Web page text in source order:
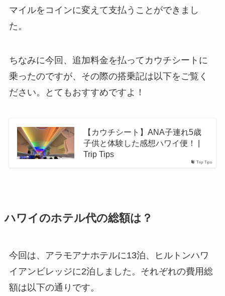
マイルをコインに変えて支払うことができまし
た。
ちなみに今回、追加料金を払ってカウチシートに
乗ったのですが、その際の搭乗記は以下をご覧く
ださい。とてもおすすめですよ！
Trip Tips
【カウチシート】ANA子連れ5歳
子供と体験した感想ハワイ便！ |
Trip Tips
ハワイのホテル代の総額は？
今回は、アラモアナホテルに13泊、ヒルトンハワ
イアンビレッジに2泊しました。それぞれの費用総
額は以下の通りです。